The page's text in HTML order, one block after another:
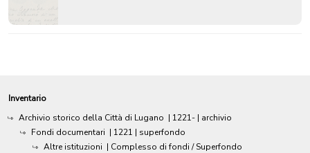
Inventario
Archivio storico della Città di Lugano | 1221- | archivio
Fondi documentari | 1221 | superfondo
Altre istituzioni | Complesso di fondi / Superfondo